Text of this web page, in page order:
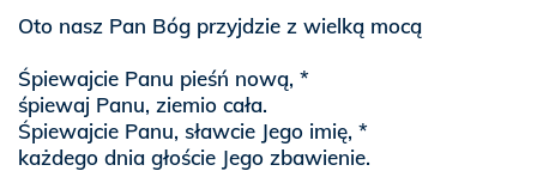
Oto nasz Pan Bóg przyjdzie z wielką mocą
Śpiewajcie Panu pieśń nową, *
śpiewaj Panu, ziemio cała.
Śpiewajcie Panu, sławcie Jego imię, *
każdego dnia głoście Jego zbawienie.